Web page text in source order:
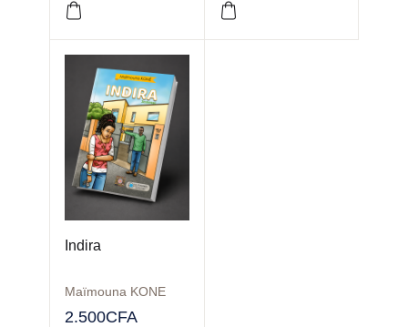
Indira
Maïmouna KONE
2.500CFA